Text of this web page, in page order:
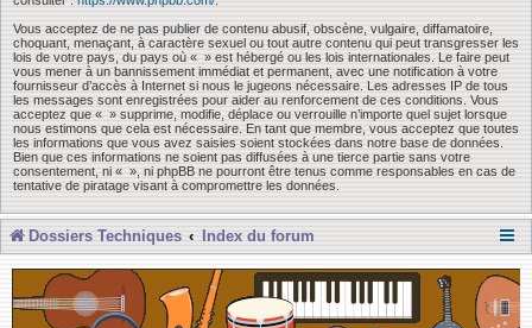
Vous acceptez de ne pas publier de contenu abusif, obscène, vulgaire, diffamatoire,
choquant, menaçant, à caractère sexuel ou tout autre contenu qui peut transgresser les
lois de votre pays, du pays où « » est hébergé ou les lois internationales. Le faire peut
vous mener à un bannissement immédiat et permanent, avec une notification à votre
fournisseur d’accès à Internet si nous le jugeons nécessaire. Les adresses IP de tous
les messages sont enregistrées pour aider au renforcement de ces conditions. Vous
acceptez que « » supprime, modifie, déplace ou verrouille n’importe quel sujet lorsque
nous estimons que cela est nécessaire. En tant que membre, vous acceptez que toutes
les informations que vous avez saisies soient stockées dans notre base de données.
Bien que ces informations ne soient pas diffusées à une tierce partie sans votre
consentement, ni « », ni phpBB ne pourront être tenus comme responsables en cas de
tentative de piratage visant à compromettre les données.
Dossiers Techniques Index du forum